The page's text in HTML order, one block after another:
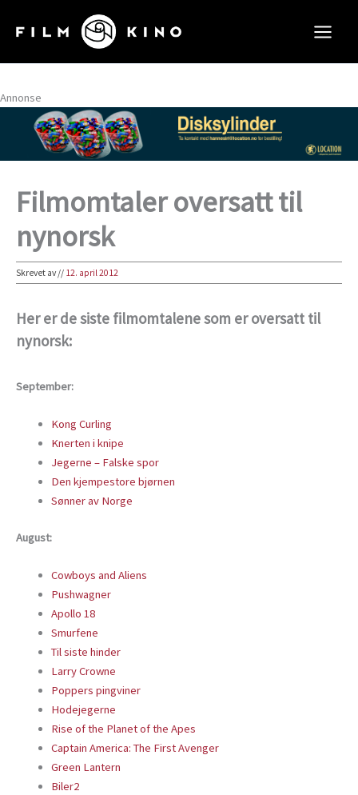
rett
innholdet
Annonse
Filmomtaler oversatt til
nynorsk
Skrevet av// 12. april 2012
Her er de siste filmomtalene som er oversatt til
nynorsk:
September:
Kong Curling
Knerten i knipe
Jegerne – Falske spor
Den kjempestore bjørnen
Sønner av Norge
August:
Cowboys and Aliens
Pushwagner
Apollo 18
Smurfene
Til siste hinder
Larry Crowne
Poppers pingviner
Hodejegerne
Rise of the Planet of the Apes
Captain America: The First Avenger
Green Lantern
Biler2